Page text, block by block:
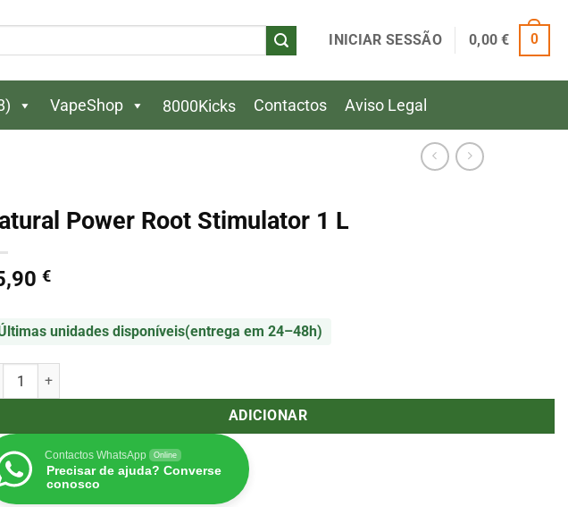
INICIAR SESSÃO 0,00€ 0
VapeShop 8000Kicks Contactos Aviso Legal
Power Root Stimulator 1 L
€
unidades disponíveis(entrega em 24–48h)
de Natural Power Root Stimulator 1 L
ADICIONAR
Contactos WhatsApp Online
Precisar de ajuda? Converse
conosco